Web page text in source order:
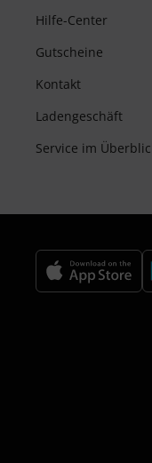
Hilfe-Center
Gutscheine
Kontakt
Ladengeschäft
Service im